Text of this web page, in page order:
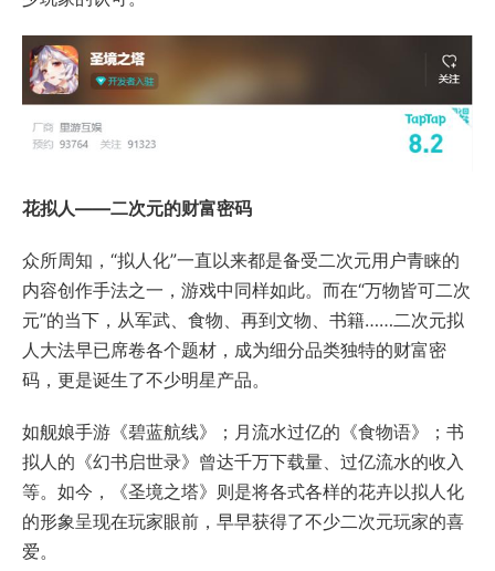
花拟人——二次元的财富密码
众所周知，“拟人化”一直以来都是备受二次元用户青睐的
内容创作手法之一，游戏中同样如此。而在“万物皆可二次
元”的当下，从军武、食物、再到文物、书籍……二次元拟
人大法早已席卷各个题材，成为细分品类独特的财富密
码，更是诞生了不少明星产品。
如舰娘手游《碧蓝航线》；月流水过亿的《食物语》；书
拟人的《幻书启世录》曾达千万下载量、过亿流水的收入
等。如今，《圣境之塔》则是将各式各样的花卉以拟人化
的形象呈现在玩家眼前，早早获得了不少二次元玩家的喜
爱。